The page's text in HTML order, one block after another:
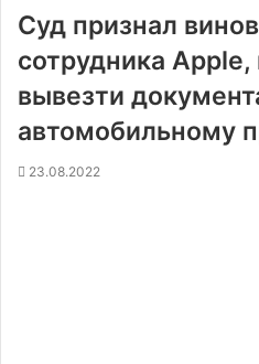
Суд признал
сотрудника
вывезти
автомобильному
23.08.2022